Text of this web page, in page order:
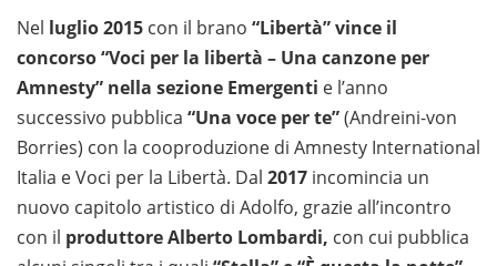
Nel luglio 2015 con il brano “Libertà” vince il
concorso “Voci per la libertà – Una canzone per
Amnesty” nella sezione Emergenti e l’anno
successivo pubblica “Una voce per te”(Andreini-von
Borries) con la cooproduzione di Amnesty International
Italia e Voci per la Libertà. Dal 2017 incomincia un
nuovo capitolo artistico di Adolfo, grazie all’incontro
con il produttore Alberto Lombardi, con cui pubblica